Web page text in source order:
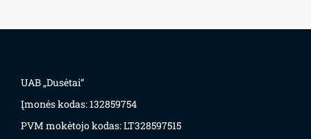
UAB „Dusėtai“
Įmonės kodas: 132859754
PVM mokėtojo kodas: LT328597515